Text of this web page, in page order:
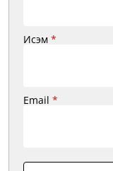
Исэм *
Email *